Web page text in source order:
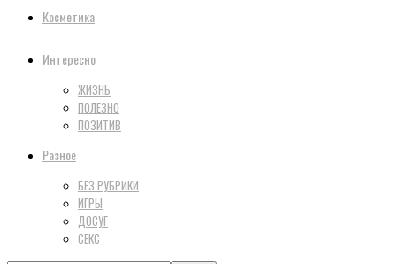
Косметика
Интересно
ЖИЗНЬ
ПОЛЕЗНО
ПОЗИТИВ
Разное
БЕЗ РУБРИКИ
ИГРЫ
ДОСУГ
СЕКС